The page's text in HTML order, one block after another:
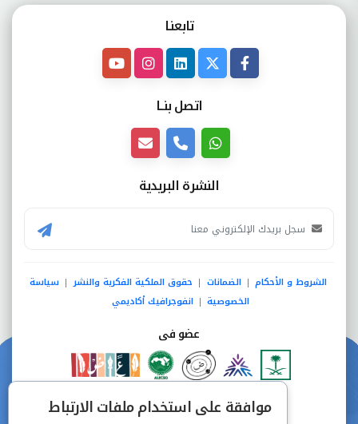
تابعنـا
اتصل بنــا
النشرة البريدية
الشروط و الأحكام | الضمانات | حقوق الملكية الفكرية والنشر | سياسة
الخصوصية | انفوجرافيك أكاديمي
عضو فى
دفع آمن من خلال
موافقة على استخدام ملفات الارتباط